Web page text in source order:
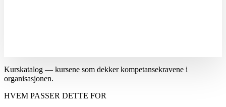
Kurskatalog — kursene som dekker kompetansekravene i
organisasjonen.
HVEM PASSER DETTE FOR